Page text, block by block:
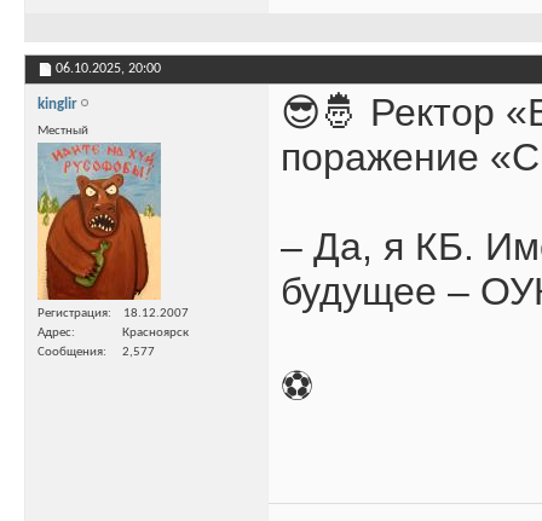
06.10.2025, 20:00
kinglir
Местный
Регистрация
18.12.2007
Адрес
Красноярск
Сообщения
2,577
😎🤴 Ректор
поражение
– Да, я КБ.
будущее –
⚽️